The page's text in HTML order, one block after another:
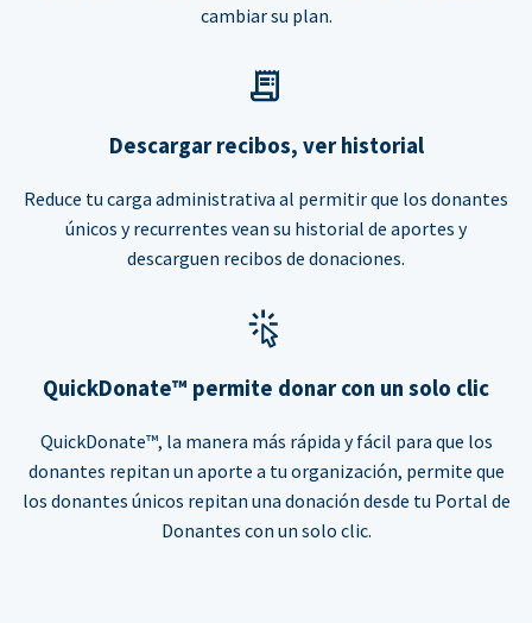
cambiar su plan.
Descargar recibos, ver historial
Reduce tu carga administrativa al permitir que los donantes
únicos y recurrentes vean su historial de aportes y
descarguen recibos de donaciones.
QuickDonate™ permite donar con un solo clic
QuickDonate™, la manera más rápida y fácil para que los
donantes repitan un aporte a tu organización, permite que
los donantes únicos repitan una donación desde tu Portal de
Donantes con un solo clic.